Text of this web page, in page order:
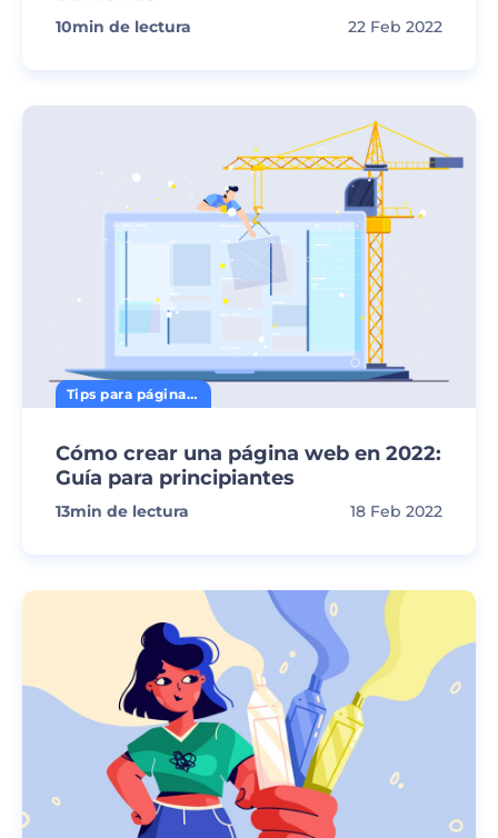
10min de lectura 22 Feb 2022
Tips para página web
Cómo crear una página web en 2022:
Guía para principiantes
13min de lectura 18 Feb 2022